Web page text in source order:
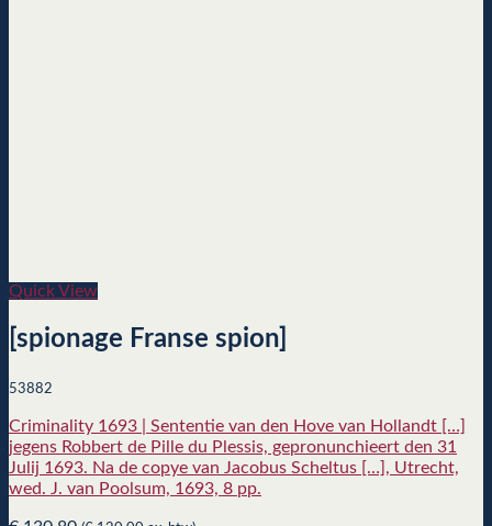
Quick View
[spionage Franse spion]
53882
Criminality 1693 | Sententie van den Hove van Hollandt […]
jegens Robbert de Pille du Plessis, gepronunchieert den 31
Julij 1693. Na de copye van Jacobus Scheltus […], Utrecht,
wed. J. van Poolsum, 1693, 8 pp.